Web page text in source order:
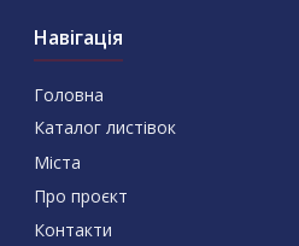
Навігація
Головна
Каталог листівок
Міста
Про проєкт
Контакти